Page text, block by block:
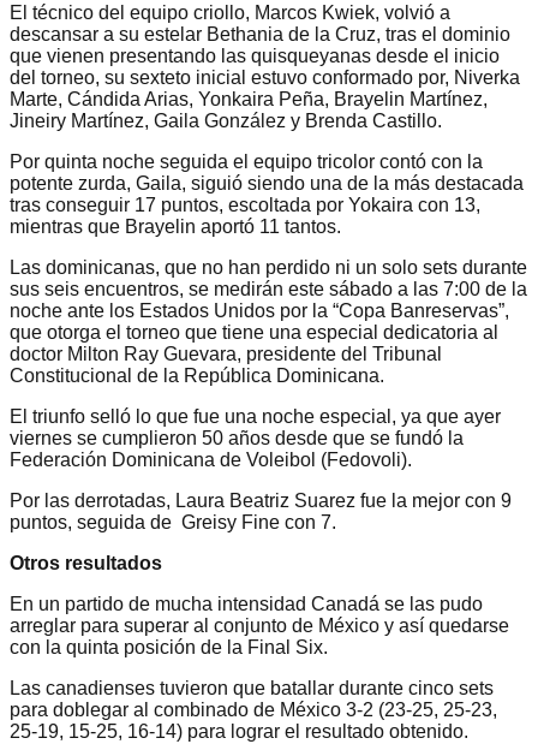
El técnico del equipo criollo, Marcos Kwiek, volvió a
descansar a su estelar Bethania de la Cruz, tras el dominio
que vienen presentando las quisqueyanas desde el inicio
del torneo, su sexteto inicial estuvo conformado por, Niverka
Marte, Cándida Arias, Yonkaira Peña, Brayelin Martínez,
Jineiry Martínez, Gaila González y Brenda Castillo.
Por quinta noche seguida el equipo tricolor contó con la
potente zurda, Gaila, siguió siendo una de la más destacada
tras conseguir 17 puntos, escoltada por Yokaira con 13,
mientras que Brayelin aportó 11 tantos.
Las dominicanas, que no han perdido ni un solo sets durante
sus seis encuentros, se medirán este sábado a las 7:00 de la
noche ante los Estados Unidos por la “Copa Banreservas”,
que otorga el torneo que tiene una especial dedicatoria al
doctor Milton Ray Guevara, presidente del Tribunal
Constitucional de la República Dominicana.
El triunfo selló lo que fue una noche especial, ya que ayer
viernes se cumplieron 50 años desde que se fundó la
Federación Dominicana de Voleibol (Fedovoli).
Por las derrotadas, Laura Beatriz Suarez fue la mejor con 9
puntos, seguida de Greisy Fine con 7.
Otros resultados
En un partido de mucha intensidad Canadá se las pudo
arreglar para superar al conjunto de México y así quedarse
con la quinta posición de la Final Six.
Las canadienses tuvieron que batallar durante cinco sets
para doblegar al combinado de México 3-2 (23-25, 25-23,
25-19, 15-25, 16-14) para lograr el resultado obtenido.